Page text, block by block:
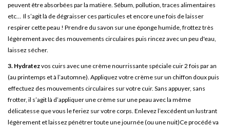
peuvent être absorbées par la matière. Sébum, pollution, traces alimentaires
etc… Il s’agit là de dégraisser ces particules et encore une fois de laisser
respirer cette peau ! Prendre du savon sur une éponge humide, frottez très
légèrement avec des mouvements circulaires puis rincez avec un peu d'eau,
laissez sécher.
3. Hydratezvos cuirs avec une crème nourrissante spéciale cuir 2 fois par an
(au printemps et à l’automne). Appliquez votre crème sur un chiffon doux puis
effectuez des mouvements circulaires sur votre cuir. Sans appuyer, sans
frotter, il s’agit là d’appliquer une crème sur une peau avec la même
délicatesse que vous le feriez sur votre corps. Enlevez l’excédent un lustrant
légèrement et laissez pénétrer toute une journée (ou une nuit)Ce procédé va